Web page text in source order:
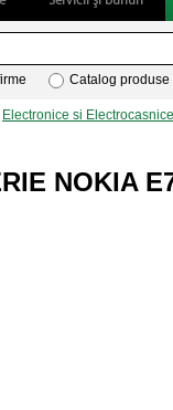
Catalog produse
Electronice si Electrocasnice
NOKIA